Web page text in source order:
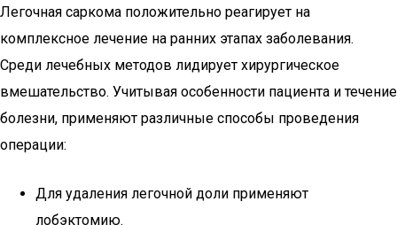
Легочная саркома положительно реагирует на
комплексное лечение на ранних этапах заболевания.
Среди лечебных методов лидирует хирургическое
вмешательство. Учитывая особенности пациента и течение
болезни, применяют различные способы проведения
операции:
Для удаления легочной доли применяют
лобэктомию.